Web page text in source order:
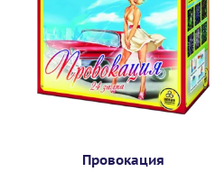
Провокация